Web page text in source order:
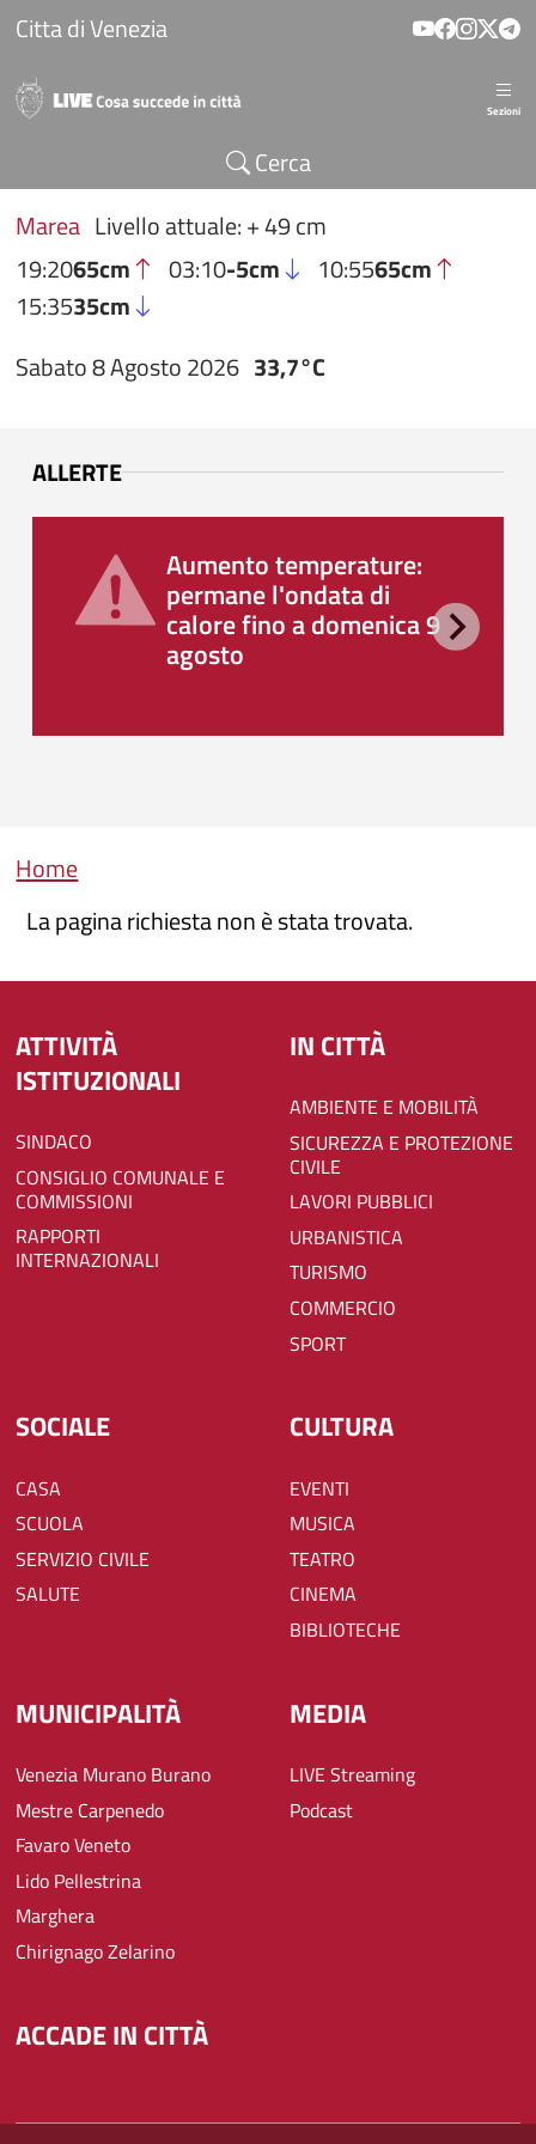
Salta al contenuto principale
Citta di Venezia
Sezioni
Cerca
Marea Livello attuale: + 49 cm
19:2065cm 03:10-5cm 10:5565cm
15:3535cm
Sabato 8 Agosto 2026 33,7°C
ALLERTE
Aumento temperature:
permane l'ondata di
calore fino a domenica 9
agosto
Briciole di pane
Home
La pagina richiesta non è stata trovata.
ATTIVITÀ
ISTITUZIONALI
SINDACO
CONSIGLIO COMUNALE E
COMMISSIONI
RAPPORTI
INTERNAZIONALI
IN CITTÀ
AMBIENTE E MOBILITÀ
SICUREZZA E PROTEZIONE
CIVILE
LAVORI PUBBLICI
URBANISTICA
TURISMO
COMMERCIO
SPORT
SOCIALE
CASA
SCUOLA
SERVIZIO CIVILE
SALUTE
CULTURA
EVENTI
MUSICA
TEATRO
CINEMA
BIBLIOTECHE
MUNICIPALITÀ
Venezia Murano Burano
Mestre Carpenedo
Favaro Veneto
Lido Pellestrina
Marghera
Chirignago Zelarino
MEDIA
LIVE Streaming
Podcast
ACCADE IN CITTÀ